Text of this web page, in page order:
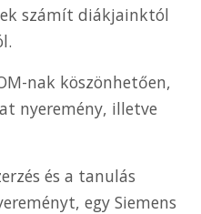
számít diákjainktól
nak köszönhetően,
nyeremény, illetve
és a tanulás
egy Siemens